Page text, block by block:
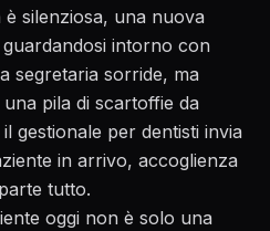
è silenziosa, una nuova
intorno con
segretaria sorride, ma
pila di scartoffie da
gestionale per dentisti invia
in arrivo, accoglienza
tutto.
oggi non è solo una